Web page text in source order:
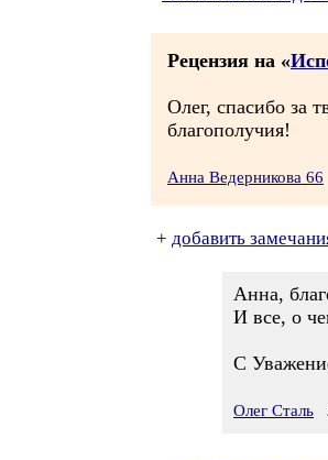
Рецензия на «
Олег, спасибо за
благополучия!
Анна Ведерникова 66
+ добавить
Анна,
И все, о
С
Олег Сталь